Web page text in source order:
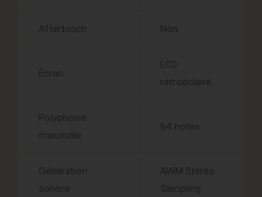
Aftertouch Non
Écran
LCD
rétroéclairé
Polyphonie
maximale
64 notes
Génération
sonore
AWM Stereo
Sampling